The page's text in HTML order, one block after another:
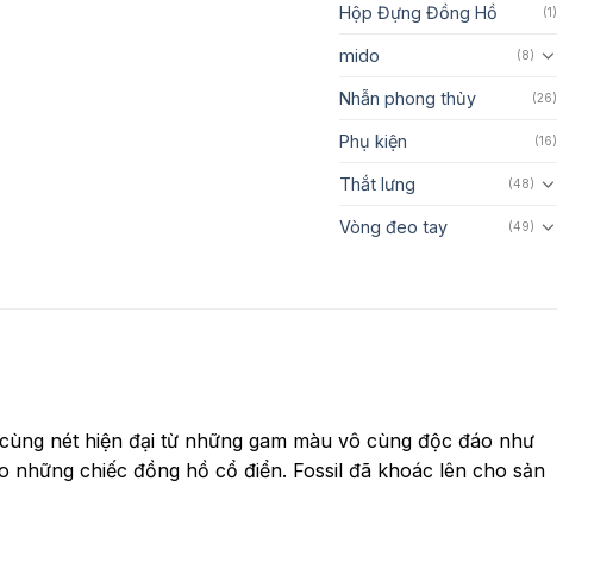
Hộp Đựng Đồng Hồ (1)
mido (8)
Nhẫn phong thủy (26)
Phụ kiện (16)
Thắt lưng (48)
Vòng đeo tay (49)
nét hiện đại từ những gam màu vô cùng độc đáo như
chiếc đồng hồ cổ điển. Fossil đã khoác lên cho sản